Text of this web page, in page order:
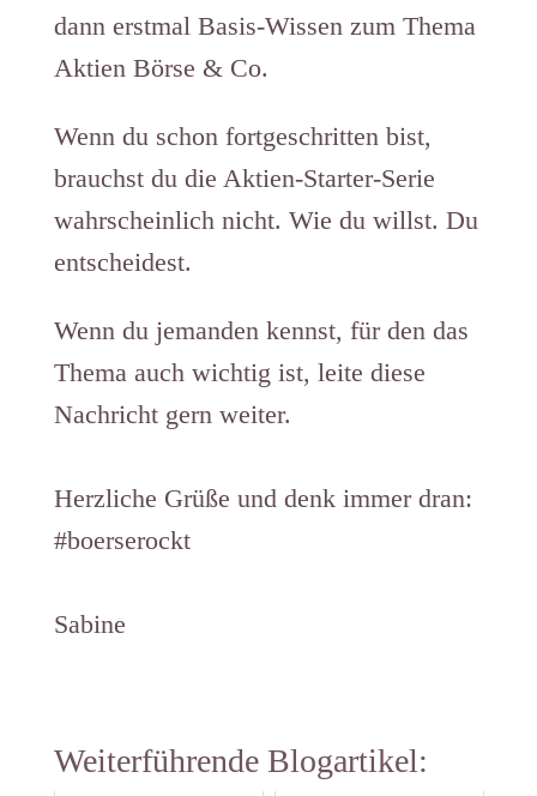
dann erstmal Basis-Wissen zum Thema
Aktien Börse & Co.
Wenn du schon fortgeschritten bist,
brauchst du die Aktien-Starter-Serie
wahrscheinlich nicht. Wie du willst. Du
entscheidest.
Wenn du jemanden kennst, für den das
Thema auch wichtig ist, leite diese
Nachricht gern weiter.
Herzliche Grüße und denk immer dran:
#boerserockt
Sabine
Weiterführende Blogartikel: